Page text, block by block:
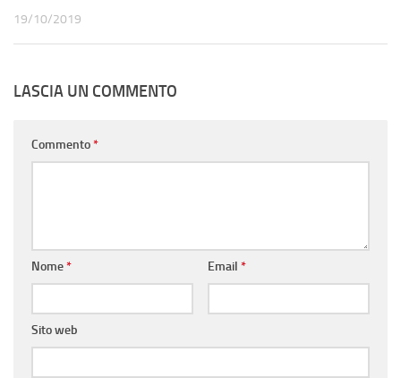
19/10/2019
LASCIA UN COMMENTO
Commento*
Nome* Email *
Sito web